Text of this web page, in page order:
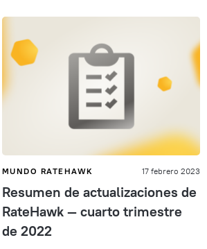
MUNDO RATEHAWK 17 febrero 2023
Resumen de actualizaciones de
RateHawk — cuarto trimestre
de 2022